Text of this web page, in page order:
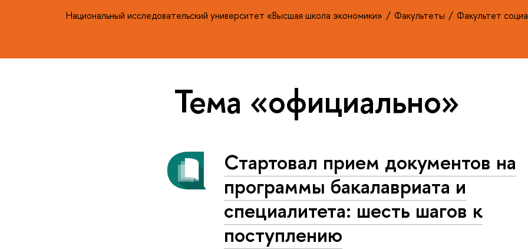
Национальный исследовательский университет «Высшая школа экономики» Факультеты Факультет
Тема «официально»
Стартовал прием документов на
программы бакалавриата и
специалитета: шесть шагов к
поступлению